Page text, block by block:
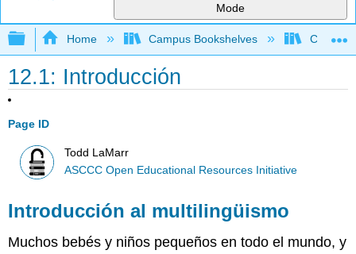
Mode
Expand/collapse global hierarchy
Home Campus Bookshelves Cerro
12.1: Introducción
Page ID
Todd LaMarr
ASCCC Open Educational Resources Initiative
Introducción al multilingüismo
Muchos bebés y niños pequeños en todo el mundo, y